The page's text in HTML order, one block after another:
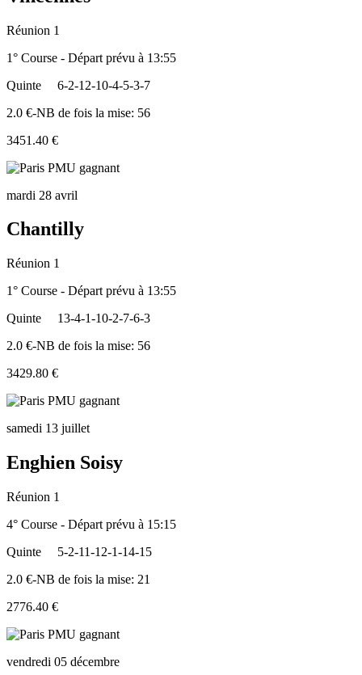
Réunion 1
1° Course - Départ prévu à 13:55
Quinte
6-2-12-10-4-5-3-7
2.0 €-NB de fois la mise: 56
3451.40 €
mardi 28 avril
Chantilly
Réunion 1
1° Course - Départ prévu à 13:55
Quinte
13-4-1-10-2-7-6-3
2.0 €-NB de fois la mise: 56
3429.80 €
samedi 13 juillet
Enghien Soisy
Réunion 1
4° Course - Départ prévu à 15:15
Quinte
5-2-11-12-1-14-15
2.0 €-NB de fois la mise: 21
2776.40 €
vendredi 05 décembre